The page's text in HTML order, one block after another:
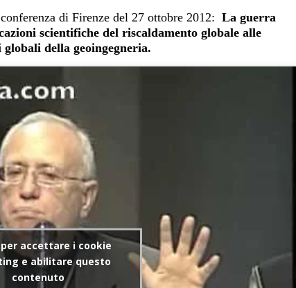
di Firenze del 27 ottobre 2012: La guerra
scientifiche del riscaldamento globale alle
della geoingegneria.
per accettare i cookie
e abilitare questo
contenuto